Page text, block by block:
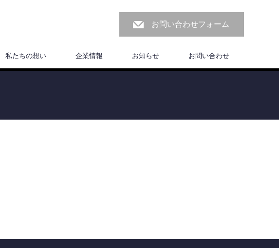
お問い合わせフォーム
私たちの想い 企業情報 お知らせ お問い合わせ